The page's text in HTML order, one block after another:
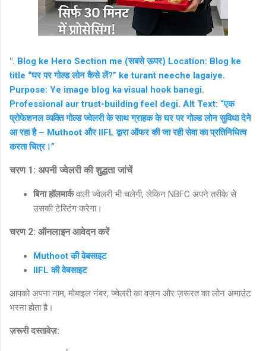
". Blog ke Hero Section me (सबसे ऊपर) Location: Blog ke
title “घर पर गोल्ड लोन कैसे लें?” ke turant neeche lagaiye.
Purpose: Ye image blog ka visual hook banegi.
Professional aur trust-building feel degi. Alt Text: “एक
प्रोफेशनल व्यक्ति गोल्ड ज्वेलरी के साथ ग्राहक के घर पर गोल्ड लोन सुविधा देने
आ रहा है – Muthoot और IIFL द्वारा ऑफर की जा रही सेवा का प्रतिनिधित्व
करता चित्र।”
चरण 1: अपनी ज्वेलरी की शुद्धता जांचें
बिना हॉलमार्कवाली ज्वेलरी भी चलेगी, लेकिन NBFC अपने तरीके से
उसकी टेस्टिंग करेगा।
चरण 2: ऑनलाइन आवेदन करें
Muthoot की वेबसाइट
IIFL की वेबसाइट
आपको अपना नाम, मोबाइल नंबर, ज्वेलरी का वज़न और ज़रूरत का लोन अमाउंट
भरना होता है।
ज़रूरी दस्तावेज़: